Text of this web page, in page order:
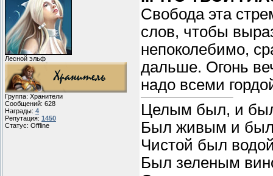
Лесной эльф
Группа: Хранители
Сообщений: 628
Награды: 4
Репутация: 1450
Статус: Offline
Свобода эта
слов, чтобы
непоколебимо,
дальше. Огонь
надо всеми
Целым был, и
Был живым и
Чистой был
Был зеленым